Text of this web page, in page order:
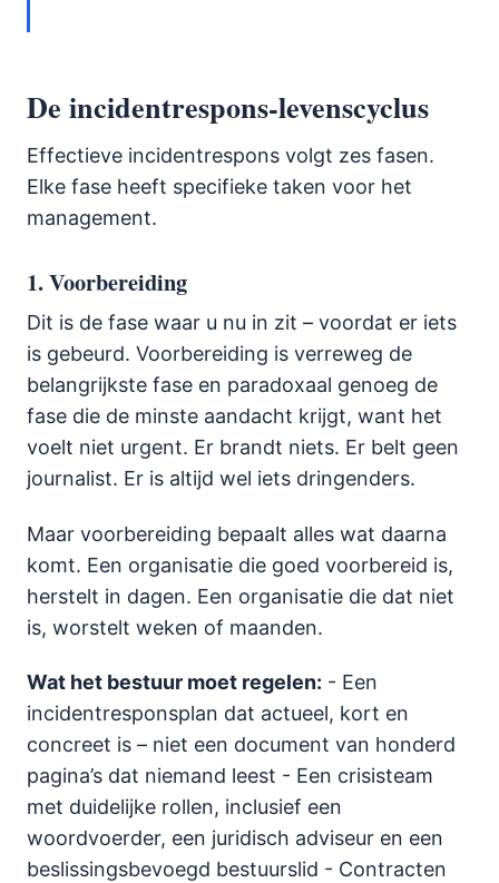
De incidentrespons-levenscyclus
Effectieve incidentrespons volgt zes fasen.
Elke fase heeft specifieke taken voor het
management.
1. Voorbereiding
Dit is de fase waar u nu in zit – voordat er iets
is gebeurd. Voorbereiding is verreweg de
belangrijkste fase en paradoxaal genoeg de
fase die de minste aandacht krijgt, want het
voelt niet urgent. Er brandt niets. Er belt geen
journalist. Er is altijd wel iets dringenders.
Maar voorbereiding bepaalt alles wat daarna
komt. Een organisatie die goed voorbereid is,
herstelt in dagen. Een organisatie die dat niet
is, worstelt weken of maanden.
Wat het bestuur moet regelen: - Een
incidentresponsplan dat actueel, kort en
concreet is – niet een document van honderd
pagina’s dat niemand leest - Een crisisteam
met duidelijke rollen, inclusief een
woordvoerder, een juridisch adviseur en een
beslissingsbevoegd bestuurslid - Contracten